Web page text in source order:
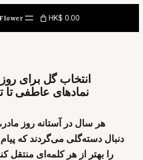
HK$ 0.00
نمادهای عاطفی تا
هر سال در آستانه روز
دنبال دسته‌گلی می‌گردند که
را بهتر از هر کلمه‌ای منتقل